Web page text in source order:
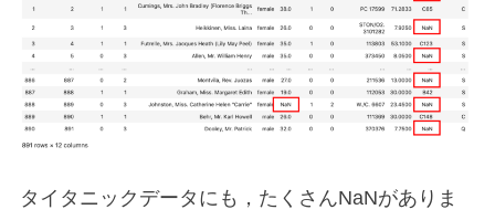
タイタニックデータにも，たくさんNaNがありま